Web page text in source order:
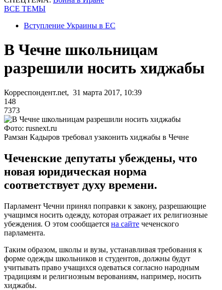
ВСЕ ТЕМЫ
Вступление Украины в ЕС
В Чечне школьницам
разрешили носить хиджабы
Корреспондент.net, 31 марта 2017, 10:39
148
7373
Фото: rusnext.ru
Рамзан Кадыров требовал узаконить хиджабы в Чечне
Чеченские депутаты убеждены, что
новая юридическая норма
соответствует духу времени.
Парламент Чечни принял поправки к закону, разрешающие
учащимся носить одежду, которая отражает их религиозные
убеждения. О этом сообщается на сайте чеченского
парламента.
Таким образом, школы и вузы, устанавливая требования к
форме одежды школьников и студентов, должны будут
учитывать право учащихся одеваться согласно народным
традициям и религиозным верованиям, например, носить
хиджабы.